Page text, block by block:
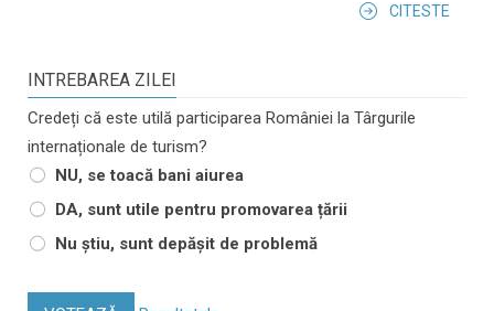
CITESTE
INTREBAREA ZILEI
Credeți că este utilă participarea României la Târgurile
internaționale de turism?
NU, se toacă bani aiurea
DA, sunt utile pentru promovarea țării
Nu știu, sunt depășit de problemă